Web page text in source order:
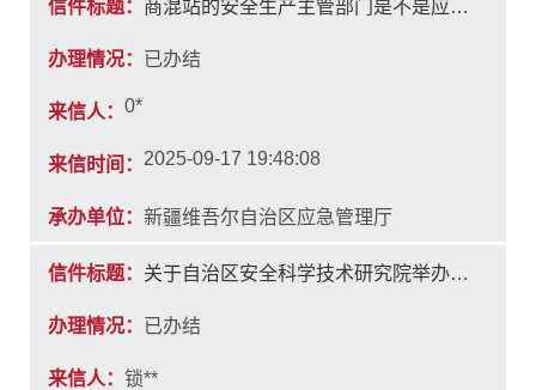
信件标题： 商混站的安全生产主管部门是不是应急管理部门
办理情况： 已办结
来信人： 0*
来信时间： 2025-09-17 19:48:08
承办单位： 新疆维吾尔自治区应急管理厅
信件标题： 关于自治区安全科学技术研究院举办安全生产相关培训业务的咨询
办理情况： 已办结
来信人： 锁**